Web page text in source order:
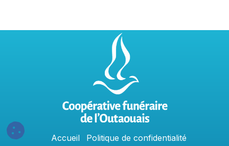
Accue​il Politique​​ de confidentialit​é